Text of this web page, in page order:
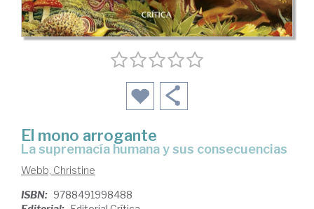
El mono arrogante
La supremacía humana y sus consecuencias
Webb, Christine
ISBN: 9788491998488